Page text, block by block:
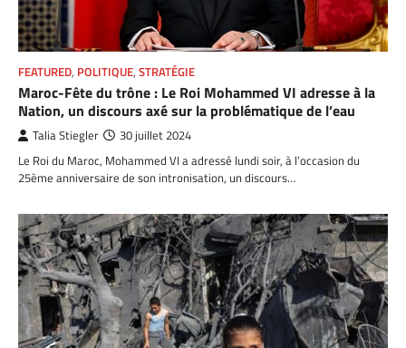
FEATURED, POLITIQUE, STRATÉGIE
Maroc-Fête du trône : Le Roi Mohammed VI adresse à la
Nation, un discours axé sur la problématique de l’eau
Talia Stiegler 30 juillet 2024
Le Roi du Maroc, Mohammed VI a adressé lundi soir, à l’occasion du
25ème anniversaire de son intronisation, un discours…